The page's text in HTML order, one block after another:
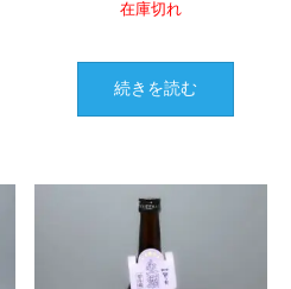
在庫切れ
続きを読む